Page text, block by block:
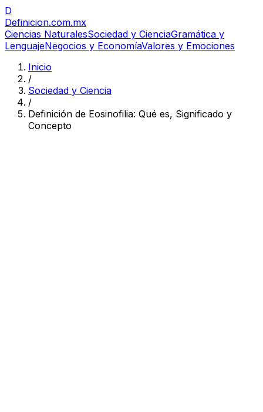
D
Definicion.com.mx
Ciencias NaturalesSociedad y CienciaGramática y
LenguajeNegocios y EconomíaValores y Emociones
Inicio
/
Sociedad y Ciencia
/
Definición de Eosinofilia: Qué es, Significado y
Concepto